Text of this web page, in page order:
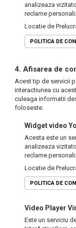
analizeaza
reclame
Locatie de
POLITICA DE
4. Afisarea de
Acest tip de servicii
interactiunea cu
culeaga informatii
foloseste.
Widget video
Acesta este un
analizeaza
reclame
Locatie de
POLITICA DE
Video Player
Este un serviciu